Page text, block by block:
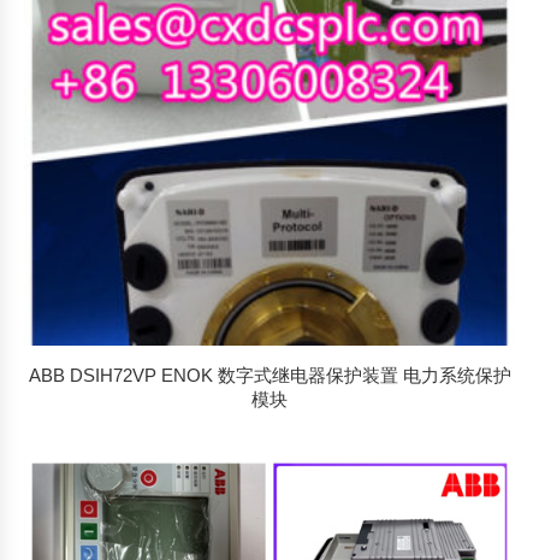
ABB DSIH72VP ENOK 数字式继电器保护装置 电力系统保护
模块